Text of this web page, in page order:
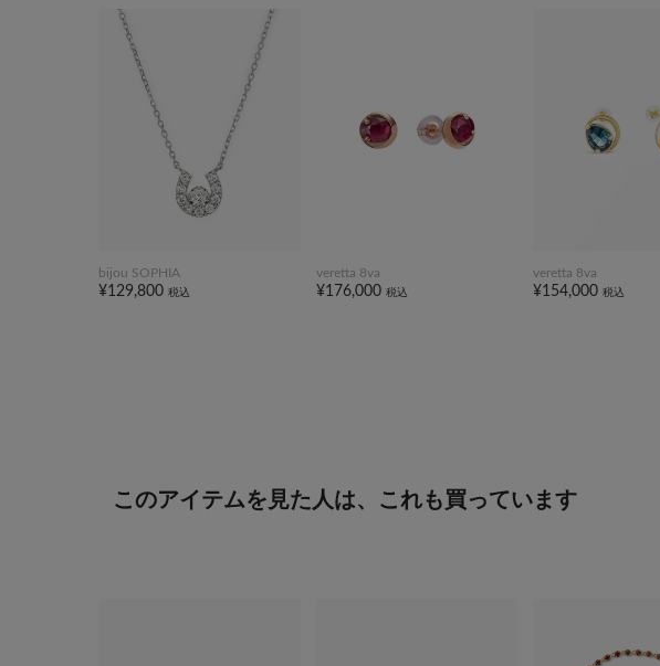
bijou SOPHIA
¥129,800 税込
veretta 8va
¥176,000 税込
veretta 8va
¥154,000税込
このアイテムを見た人は、これも買っています